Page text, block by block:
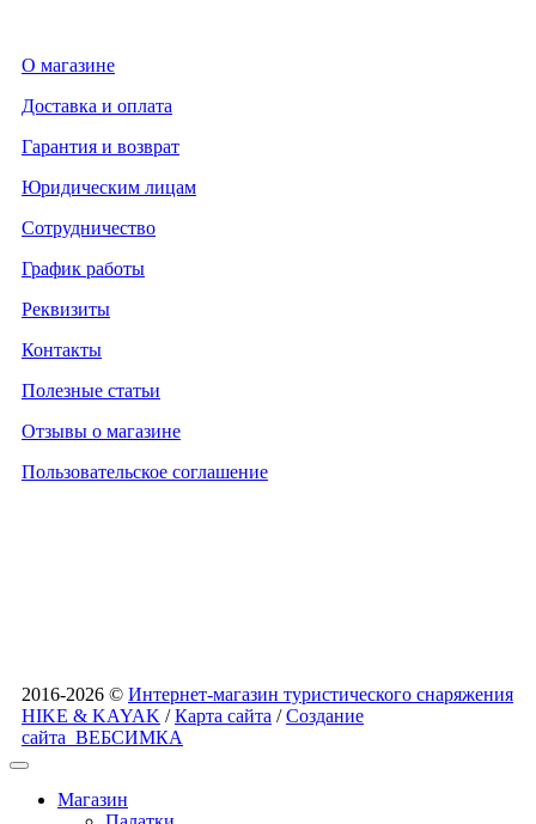
О магазине
Доставка и оплата
Гарантия и возврат
Юридическим лицам
Сотрудничество
График работы
Реквизиты
Контакты
Полезные статьи
Отзывы о магазине
Пользовательское соглашение
2016-2026 © Интернет-магазин туристического снаряжения
HIKE & KAYAK /Карта сайта /Создание
сайта ВЕБСИМКА
Магазин